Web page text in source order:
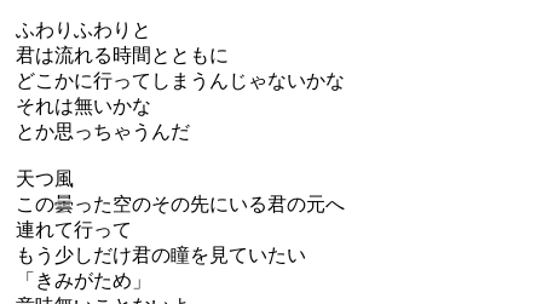
ふわりふわりと
君は流れる時間とともに
どこかに行ってしまうんじゃないかな
それは無いかな
とか思っちゃうんだ
天つ風
この曇った空のその先にいる君の元へ
連れて行って
もう少しだけ君の瞳を見ていたい
「きみがため」